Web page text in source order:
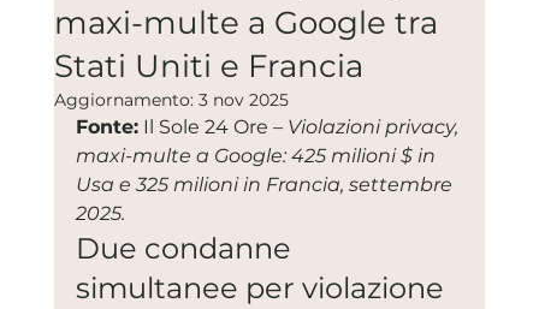
maxi-multe a Google tra
Stati Uniti e Francia
Aggiornamento: 3 nov 2025
Fonte: Il Sole 24 Ore – Violazioni privacy,
maxi-multe a Google: 425 milioni $ in
Usa e 325 milioni in Francia, settembre
2025.
Due condanne
simultanee per violazione